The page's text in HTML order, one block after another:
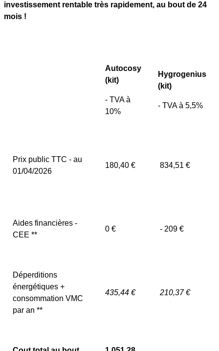
investissement rentable très rapidement, au bout de 24
mois !
Autocosy
(kit)
- TVA à
10%
Hygrogenius
(kit)
- TVA à 5,5%
Prix public TTC - au
01/04/2026
180,40 € 834,51 €
Aides financières -
CEE **
0 € - 209 €
Déperditions
énergétiques +
consommation VMC
par an **
435,44 € 210,37 €